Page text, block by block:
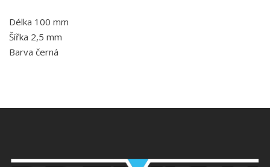
Délka 100 mm
Šířka 2,5 mm
Barva černá